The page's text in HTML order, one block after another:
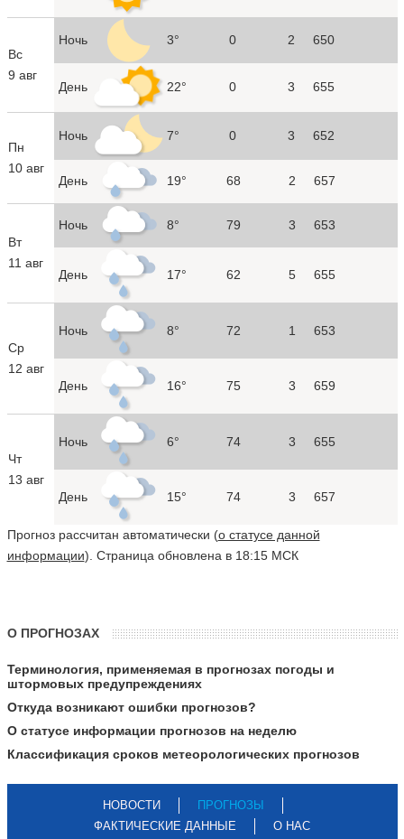
Вс
9 авг
Ночь 3° 0 2 650
День 22° 0 3 655
Пн
10 авг
Ночь 7° 0 3 652
День 19° 68 2 657
Вт
11 авг
Ночь 8° 79 3 653
День 17° 62 5 655
Ср
12 авг
Ночь 8° 72 1 653
День 16° 75 3 659
Чт
13 авг
Ночь 6° 74 3 655
День 15° 74 3 657
Прогноз рассчитан автоматически (о статусе данной
информации). Страница обновлена в 18:15 МСК
О ПРОГНОЗАХ
Терминология, применяемая в прогнозах погоды и
штормовых предупреждениях
Откуда возникают ошибки прогнозов?
О статусе информации прогнозов на неделю
Классификация сроков метеорологических прогнозов
НОВОСТИ
ПРОГНОЗЫ
ФАКТИЧЕСКИЕ ДАННЫЕ
О НАС